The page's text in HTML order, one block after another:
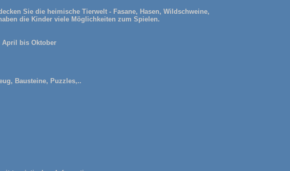
Sie die heimische Tierwelt - Fasane, Hasen, Wildschweine,
die Kinder viele Möglichkeiten zum Spielen.
April bis Oktober
Bausteine, Puzzles,..